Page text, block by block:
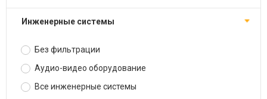
Инженерные системы
Без фильтрации
Аудио-видео оборудование
Все инженерные системы